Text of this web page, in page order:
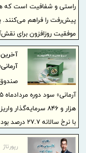
راستی و شفافیت است که
پیش‌رفت را فراهم می‌کنند.
موفقیت روزافزون برای
ایران بزرگ آرزومندم*
آرمانی»
هزار و ۸۴۶
۱.۴ واحد درصد افزایش به ۲۹.۱ درصد رسید.
رپورتاژ